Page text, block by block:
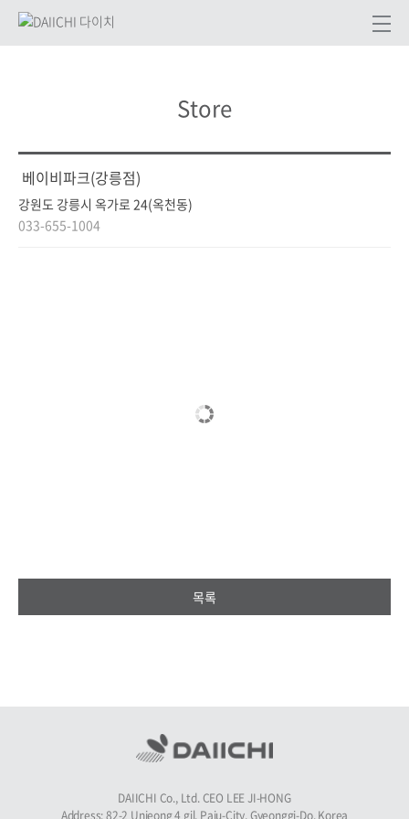
Store
베이비파크(강릉점)
강원도 강릉시 옥가로 24(옥천동)
033-655-1004
목록
DAIICHI Co., Ltd. CEO LEE JI-HONG
Address: 82-2 Unjeong 4 gil, Paju-City, Gyeonggi-Do, Korea